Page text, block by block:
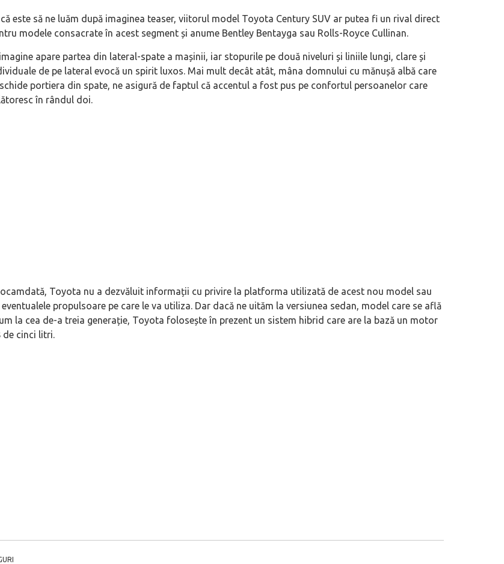
este să ne luăm după imaginea teaser, viitorul model Toyota Century SUV ar putea fi un rival direct
modele consacrate în acest segment și anume Bentley Bentayga sau Rolls-Royce Cullinan.
apare partea din lateral-spate a mașinii, iar stopurile pe două niveluri și liniile lungi, clare și
de pe lateral evocă un spirit luxos. Mai mult decât atât, mâna domnului cu mănușă albă care
portiera din spate, ne asigură de faptul că accentul a fost pus pe confortul persoanelor care
în rândul doi.
Toyota nu a dezvăluit informații cu privire la platforma utilizată de acest nou model sau
eventualele propulsoare pe care le va utiliza. Dar dacă ne uităm la versiunea sedan, model care se află
la cea de-a treia generație, Toyota folosește în prezent un sistem hibrid care are la bază un motor
de cinci litri.